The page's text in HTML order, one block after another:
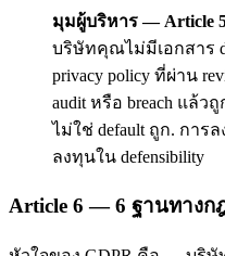
มุมผู้บริหาร — Article
บริษัทคุณไม่มีเอกสาร
privacy policy ที่ผ่าน
audit หรือ breach แล้
ไม่ใช่ default ถูก. การล
ลงทุนใน defensibility
Article 6 — 6 ฐานทางก